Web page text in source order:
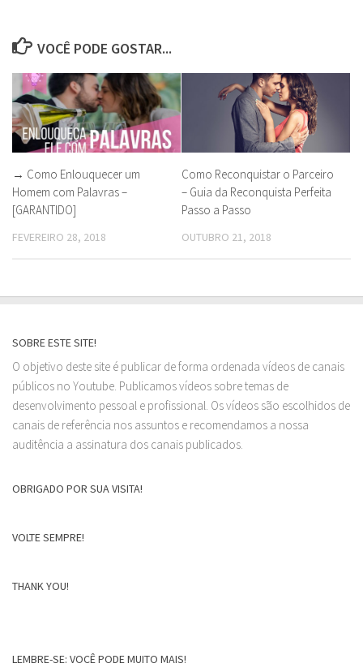
VOCÊ PODE GOSTAR...
→ Como Enlouquecer um
Homem com Palavras –
[GARANTIDO]
FEVEREIRO 28, 2018
Como Reconquistar o Parceiro
– Guia da Reconquista Perfeita
Passo a Passo
OUTUBRO 21, 2018
SOBRE ESTE SITE!
O objetivo deste site é publicar de forma ordenada vídeos de canais
públicos no Youtube. Publicamos vídeos sobre temas de
desenvolvimento pessoal e profissional. Os vídeos são escolhidos de
canais de referência nos assuntos e recomendamos a nossa
auditência a assinatura dos canais publicados.
OBRIGADO POR SUA VISITA!
VOLTE SEMPRE!
THANK YOU!
LEMBRE-SE: VOCÊ PODE MUITO MAIS!